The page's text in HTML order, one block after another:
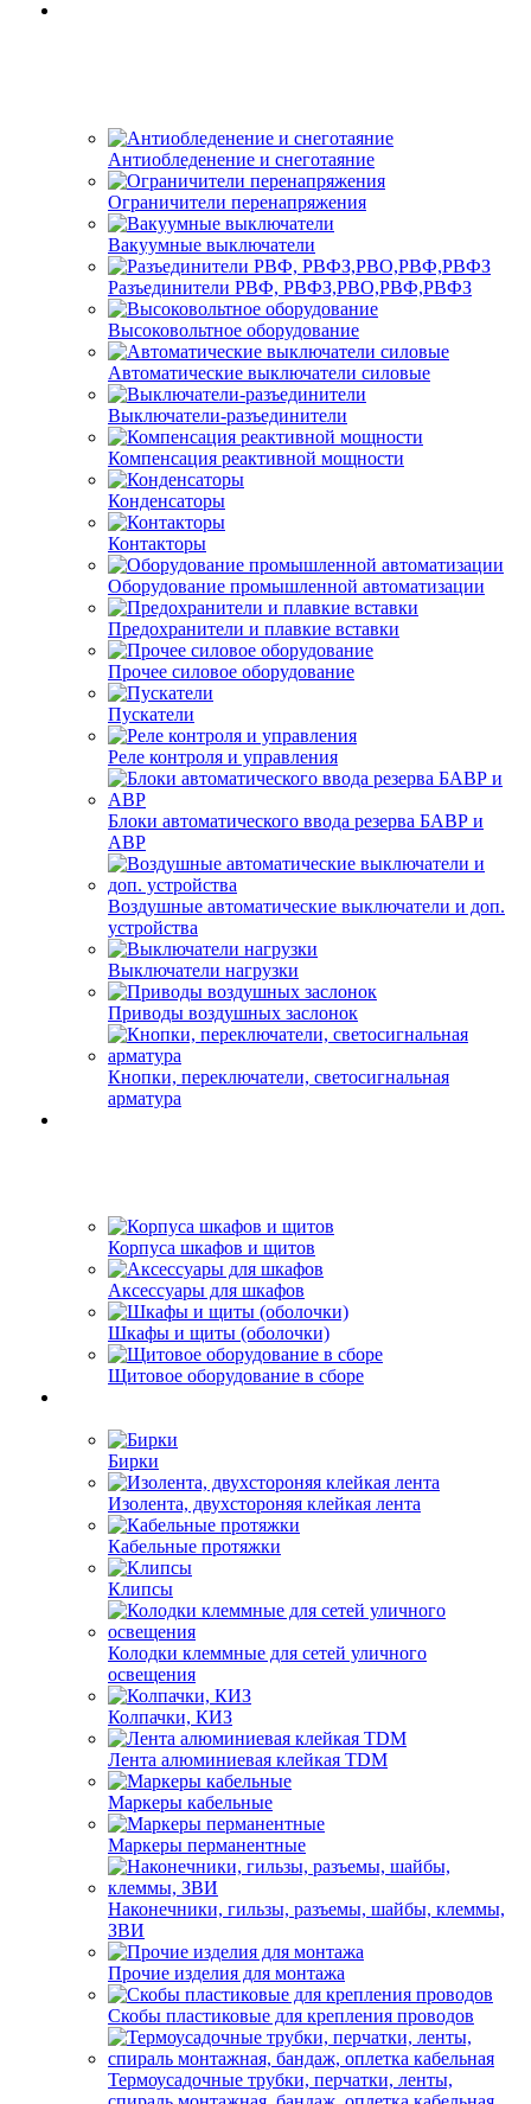
Антиобледенение и снеготаяние
Ограничители перенапряжения
Вакуумные выключатели
Разъединители РВФ, РВФЗ,РВО,РВФ,РВФЗ
Высоковольтное оборудование
Автоматические выключатели cиловые
Выключатели-разъединители
Компенсация реактивной мощности
Конденсаторы
Контакторы
Оборудование промышленной автоматизации
Предохранители и плавкие вставки
Прочее силовое оборудование
Пускатели
Реле контроля и управления
Блоки автоматического ввода резерва БАВР и
АВР
Воздушные автоматические выключатели и доп.
устройства
Выключатели нагрузки
Приводы воздушных заслонок
Кнопки, переключатели, светосигнальная
арматура
Корпуса шкафов и щитов
Аксессуары для шкафов
Шкафы и щиты (оболочки)
Щитовое оборудование в сборе
Бирки
Изолента, двухстороняя клейкая лента
Кабельные протяжки
Клипсы
Колодки клеммные для сетей уличного
освещения
Колпачки, КИЗ
Лента алюминиевая клейкая TDM
Маркеры кабельные
Маркеры перманентные
Наконечники, гильзы, разъемы, шайбы, клеммы,
ЗВИ
Прочие изделия для монтажа
Скобы пластиковые для крепления проводов
Термоусадочные трубки, перчатки, ленты,